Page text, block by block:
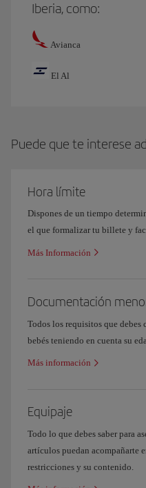
Iberia, como:
Avianca
El Al
Puede que te interese
Hora límite
Dispones de un tiempo
el que formalizar tu billete y
Más Información
Documentación
Todos los requisitos que
bebés teniendo en cuenta su
Más información
Equipaje
Todo lo que debes saber para
artículos puedan acompañarte
restricciones y su contenido.